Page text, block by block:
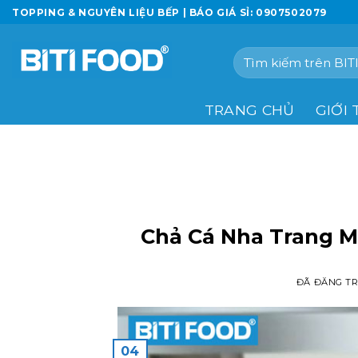
Chuyển
đến
dung
TOPPING & NGUYÊN LIỆU BẾP | BÁO GIÁ SỈ: 0907502079
Tìm
kiếm:
TRANG CHỦ GIỚI
Chả Cá Nha Trang
ĐÃ ĐĂNG
04